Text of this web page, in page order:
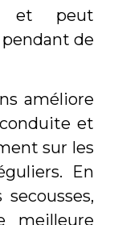
et peut
de
améliore
et
sur les
En
meilleure